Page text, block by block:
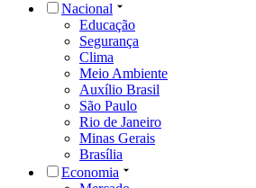
Nacional
Educação
Segurança
Clima
Meio Ambiente
Auxílio Brasil
São Paulo
Rio de Janeiro
Minas Gerais
Brasília
Economia